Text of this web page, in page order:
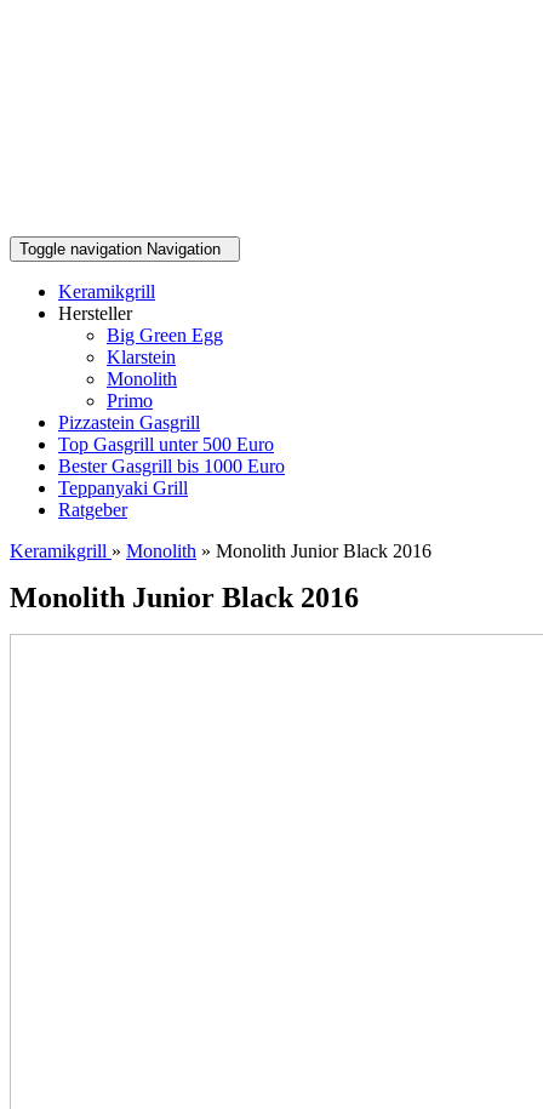
Toggle navigation Navigation
Keramikgrill
Hersteller
Big Green Egg
Klarstein
Monolith
Primo
Pizzastein Gasgrill
Top Gasgrill unter 500 Euro
Bester Gasgrill bis 1000 Euro
Teppanyaki Grill
Ratgeber
Keramikgrill » Monolith » Monolith Junior Black 2016
Monolith Junior Black 2016